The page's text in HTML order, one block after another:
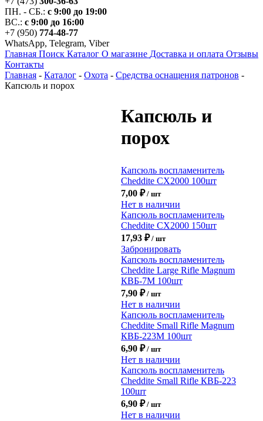
ПН. - СБ.: с 9:00 до 19:00
ВС.: с 9:00 до 16:00
+7 (950) 774-48-77
WhatsApp, Telegram, Viber
Главная Поиск Каталог О магазине Доставка и оплата Отзывы
Контакты
Главная - Каталог - Охота - Средства оснащения патронов -
Капсюль и порох
Капсюль и
порох
Капсюль воспламенитель
Cheddite CX2000 100шт
7,00 ₽/ шт
Нет в наличии
Капсюль воспламенитель
Cheddite CX2000 150шт
17,93 ₽/ шт
Забронировать
Капсюль воспламенитель
Cheddite Large Rifle Magnum
КВБ-7М 100шт
7,90 ₽/ шт
Нет в наличии
Капсюль воспламенитель
Cheddite Small Rifle Magnum
КВБ-223М 100шт
6,90 ₽/ шт
Нет в наличии
Капсюль воспламенитель
Cheddite Small Rifle КВБ-223
100шт
6,90 ₽/ шт
Нет в наличии